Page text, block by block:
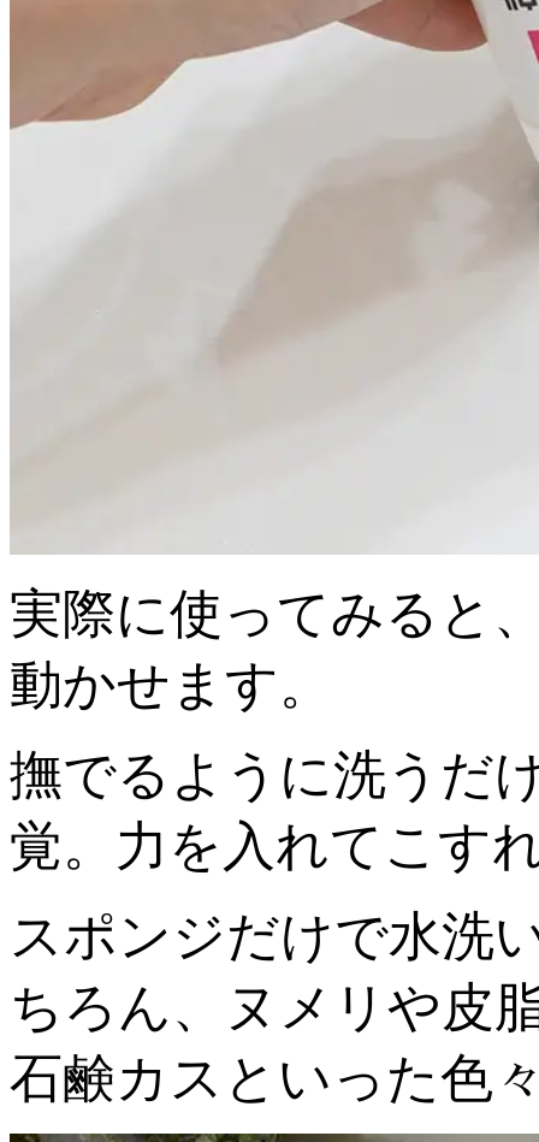
実際に使ってみると
動かせます。
撫でるように洗うだ
覚。力を入れてこす
スポンジだけで水洗
ちろん、ヌメリや皮
石鹸カスといった色